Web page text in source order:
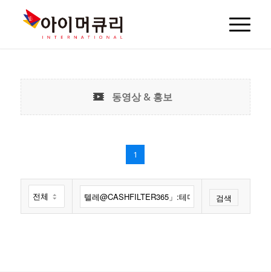
동영상 & 홍보
1
검색